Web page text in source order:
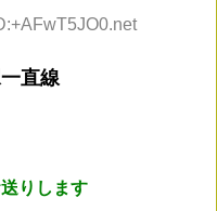
直線
りします